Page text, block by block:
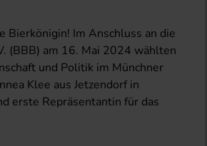
Bierkönigin! Im Anschluss an die
(BBB) am 16. Mai 2024 wählten
und Politik im Münchner
Klee aus Jetzendorf in
erste Repräsentantin für das